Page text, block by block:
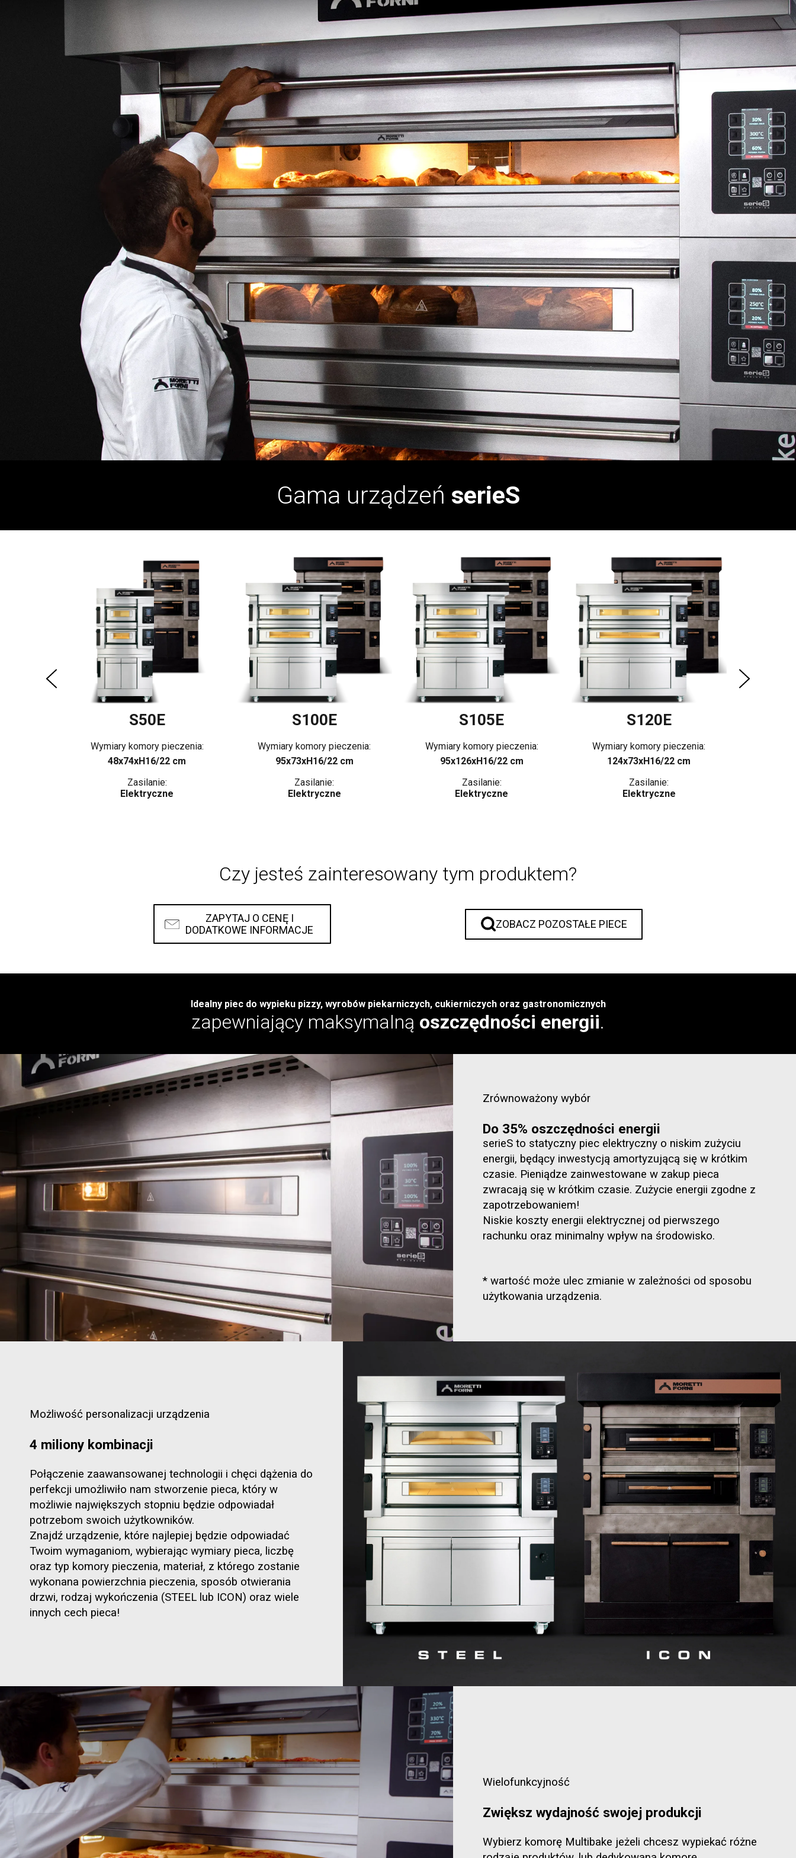
Gama urządzeń serieS
S50E
Wymiary komory pieczenia:
48x74xH16/22 cm
Zasilanie:
Elektryczne
S100E
Wymiary komory pieczenia:
95x73xH16/22 cm
Zasilanie:
Elektryczne
S105E
Wymiary komory pieczenia:
95x126xH16/22 cm
Zasilanie:
Elektryczne
S120E
Wymiary komory pieczenia:
124x73xH16/22 cm
Zasilanie:
Elektryczne
Czy jesteś zainteresowany tym produktem?
ZAPYTAJ O CENĘ I
DODATKOWE INFORMACJE
ZOBACZ POZOSTAŁE PIECE
Idealny piec do wypieku pizzy, wyrobów piekarniczych, cukierniczych oraz gastronomicznych
zapewniający maksymalną oszczędności energii.
Zrównoważony wybór
Do 35% oszczędności energii
serieS to statyczny piec elektryczny o niskim zużyciu
energii, będący inwestycją amortyzującą się w krótkim
czasie. Pieniądze zainwestowane w zakup pieca
zwracają się w krótkim czasie. Zużycie energii zgodne z
zapotrzebowaniem!
Niskie koszty energii elektrycznej od pierwszego
rachunku oraz minimalny wpływ na środowisko.
* wartość może ulec zmianie w zależności od sposobu
użytkowania urządzenia.
Możliwość personalizacji urządzenia
4 miliony kombinacji
Połączenie zaawansowanej technologii i chęci dążenia do
perfekcji umożliwiło nam stworzenie pieca, który w
możliwie największych stopniu będzie odpowiadał
potrzebom swoich użytkowników.
Znajdź urządzenie, które najlepiej będzie odpowiadać
Twoim wymaganiom, wybierając wymiary pieca, liczbę
oraz typ komory pieczenia, materiał, z którego zostanie
wykonana powierzchnia pieczenia, sposób otwierania
drzwi, rodzaj wykończenia (STEEL lub ICON) oraz wiele
innych cech pieca!
Wielofunkcyjność
Zwiększ wydajność swojej produkcji
Wybierz komorę Multibake jeżeli chcesz wypiekać różne